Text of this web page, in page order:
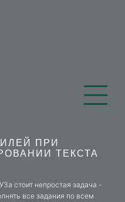
ПРИ
ТЕКСТА
стоит непростая задача -
все задания по всем